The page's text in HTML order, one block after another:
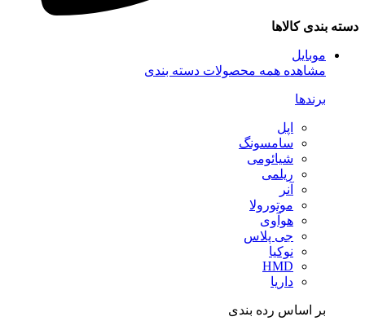
بندی کالاها
موبایل
مشاهده همه محصولات دسته بندی
برندها
اپل
سامسونگ
شیائومی
ریلمی
آنر
موتورولا
هوآوی
جی پلاس
نوکیا
HMD
داریا
بر اساس رده بندی